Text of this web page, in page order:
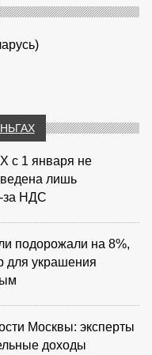
с 1 января не
лишь
НДС
подорожали на 8%,
для украшения
Москвы: эксперты
доходы